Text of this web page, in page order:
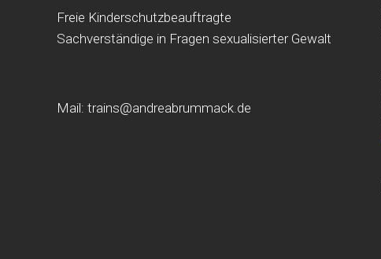
Freie Kinderschutzbeauftragte
Sachverständige in Fragen sexualisierter Gewalt
Mail: trains@andreabrummack.de